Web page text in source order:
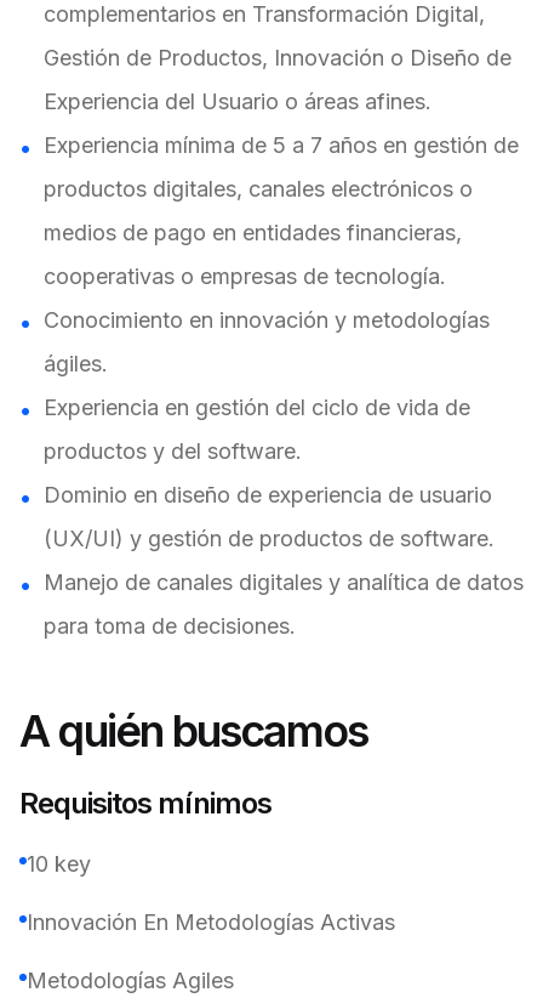
complementarios en Transformación Digital,
Gestión de Productos, Innovación o Diseño de
Experiencia del Usuario o áreas afines.
Experiencia mínima de 5 a 7 años en gestión de
productos digitales, canales electrónicos o
medios de pago en entidades financieras,
cooperativas o empresas de tecnología.
Conocimiento en innovación y metodologías
ágiles.
Experiencia en gestión del ciclo de vida de
productos y del software.
Dominio en diseño de experiencia de usuario
(UX/UI) y gestión de productos de software.
Manejo de canales digitales y analítica de datos
para toma de decisiones.
A quién buscamos
Requisitos mínimos
10 key
Innovación En Metodologías Activas
Metodologías Agiles